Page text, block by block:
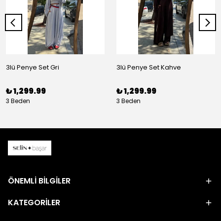
3lü Penye Set Gri
₺ 1,299.99
3 Beden
3lü Penye Set Kahve
₺ 1,299.99
3 Beden
ÖNEMLİ BİLGİLER
KATEGORİLER